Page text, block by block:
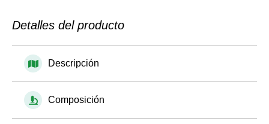
Detalles del producto
Descripción
Composición